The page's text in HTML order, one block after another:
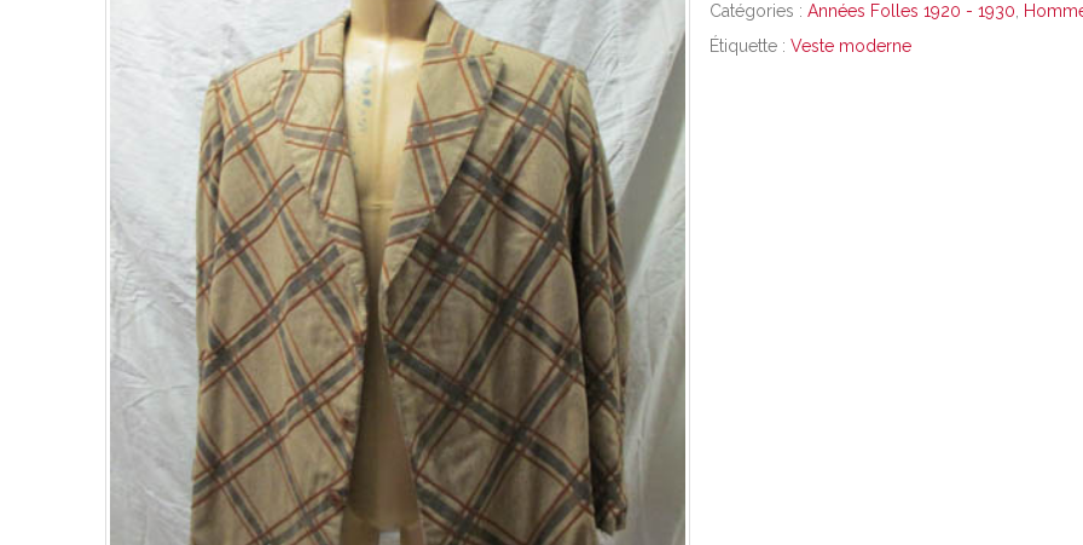
Catégories : Années Folles 1920 - 1930
Étiquette : Veste moderne